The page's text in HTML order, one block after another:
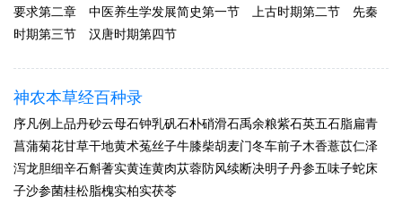
要求第二章 中医养生学发展简史第一节 上古时期第二节 先秦
时期第三节 汉唐时期第四节
神农本草经百种录
序凡例上品丹砂云母石钟乳矾石朴硝滑石禹余粮紫石英五石脂扁青
菖蒲菊花甘草干地黄术菟丝子牛膝柴胡麦门冬车前子木香薏苡仁泽
泻龙胆细辛石斛蓍实黄连黄肉苁蓉防风续断决明子丹参五味子蛇床
子沙参菌桂松脂槐实柏实茯苓